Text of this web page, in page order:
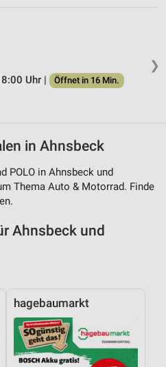
❯
Uhr |
Öffnet in 16 Min.
in Ahnsbeck
POLO in Ahnsbeck und
Thema Auto & Motorrad. Finde
Ahnsbeck und
hagebaumarkt